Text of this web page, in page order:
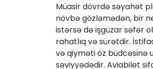
Müasir dövrdə səyahət
növbə gözləmədən, bir
istərsə də işgüzar səfər
rahatlıq və sürətdir.
və qiyməti öz büdcəsinə
səviyyədədir. Aviabilet